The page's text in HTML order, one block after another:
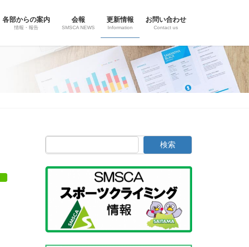
各部からの案内
情報・報告
会報
SMSCA NEWS
更新情報
Information
お問い合わせ
Contact us
検索